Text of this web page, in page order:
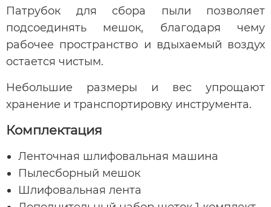
Патрубок для сбора пыли позволяет
подсоединять мешок, благодаря чему
рабочее пространство и вдыхаемый воздух
остается чистым.
Небольшие размеры и вес упрощают
хранение и транспортировку инструмента.
Комплектация
Ленточная шлифовальная машина
Пылесборный мешок
Шлифовальная лента